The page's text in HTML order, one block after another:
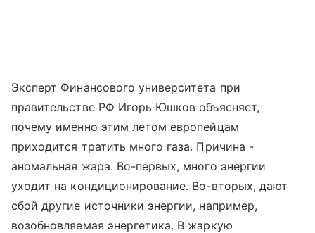
Эксперт Финансового университета при
правительстве РФ Игорь Юшков объясняет,
почему именно этим летом европейцам
приходится тратить много газа. Причина -
аномальная жара. Во-первых, много энергии
уходит на кондиционирование. Во-вторых, дают
сбой другие источники энергии, например,
возобновляемая энергетика. В жаркую